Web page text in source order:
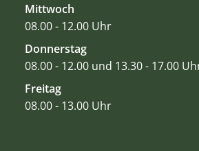
Mittwoch
08.00 - 12.00 Uhr
Donnerstag
08.00 - 12.00 und 13.30 - 17.00
Freitag
08.00 - 13.00 Uhr